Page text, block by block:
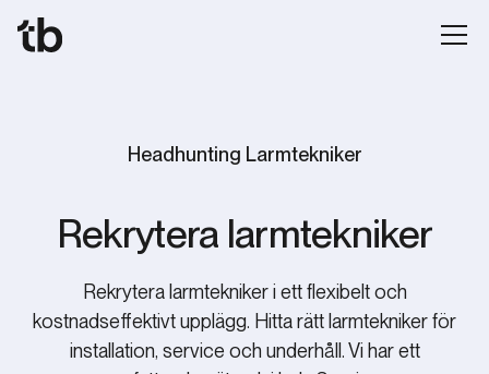
Headhunting Larmtekniker
Rekrytera larmtekniker
Rekrytera larmtekniker i ett flexibelt och
kostnadseffektivt upplägg. Hitta rätt larmtekniker för
installation, service och underhåll. Vi har ett